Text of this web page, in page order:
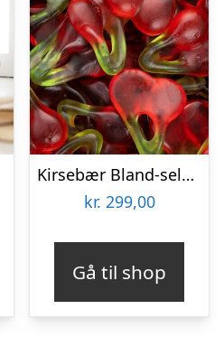
Kirsebær Bland-selv slik i kasser 2,4 kg
kr. 299,00
Gå til shop